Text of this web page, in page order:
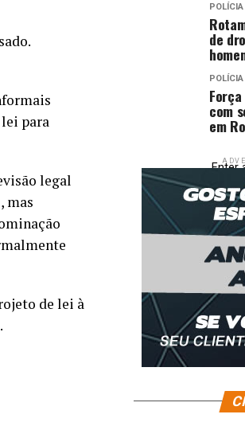
para
legal
mas
de lei à
POLÍCIA
de
POLÍCIA
com
em
Enter